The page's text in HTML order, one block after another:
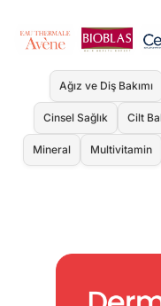
Ağız ve Diş Bakımı
Cinsel Sağlık Cilt
Mineral Multivitamin